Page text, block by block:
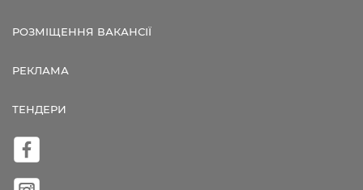
РОЗМІЩЕННЯ ВАКАНСІЇ
РЕКЛАМА
ТЕНДЕРИ